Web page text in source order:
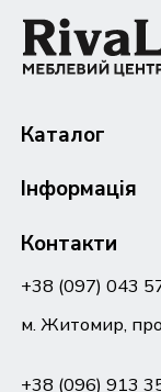
Каталог
Інформація
Контакти
+38 (097) 043
м. Житомир,
+38 (096) 913